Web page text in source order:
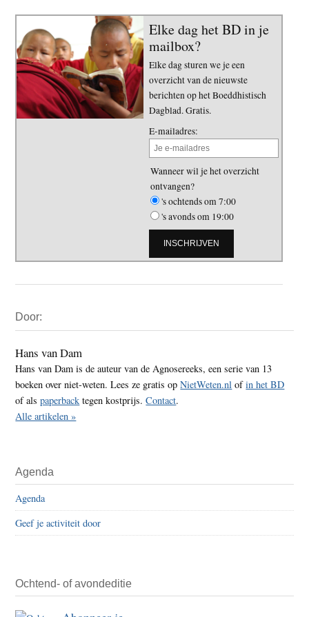
Elke dag het BD in je
mailbox?
Elke dag sturen we je een
overzicht van de nieuwste
berichten op het Boeddhistisch
Dagblad. Gratis.
E-mailadres:
Wanneer wil je het overzicht
ontvangen?
's ochtends om 7:00
's avonds om 19:00
Sidebar
Door:
Hans van Dam
Hans van Dam is de auteur van de Agnosereeks, een serie van 13
boeken over niet-weten. Lees ze gratis opNietWeten.nl ofin het BD
of alspaperback tegen kostprijs.Contact.
Alle artikelen »
Agenda
Agenda
Geef je activiteit door
Ochtend- of avondeditie